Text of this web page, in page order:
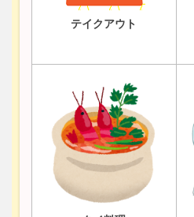
テイクアウト